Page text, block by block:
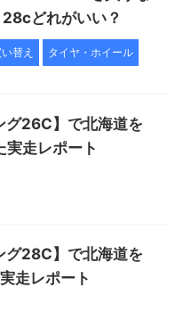
どれがいい？
替え タイヤ・ホイール
グ26C】で北海道を
走レポート
グ28C】で北海道を
走レポート